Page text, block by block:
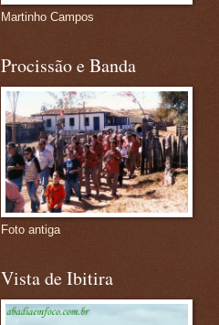
Martinho Campos
Procissão e Banda
Foto antiga
Vista de Ibitira